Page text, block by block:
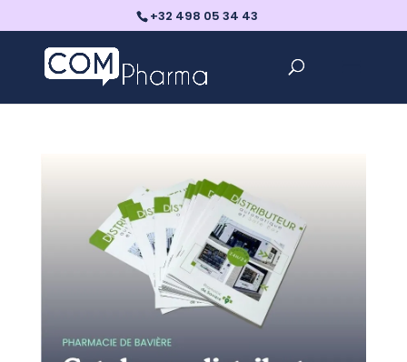
+32 498 05 34 43